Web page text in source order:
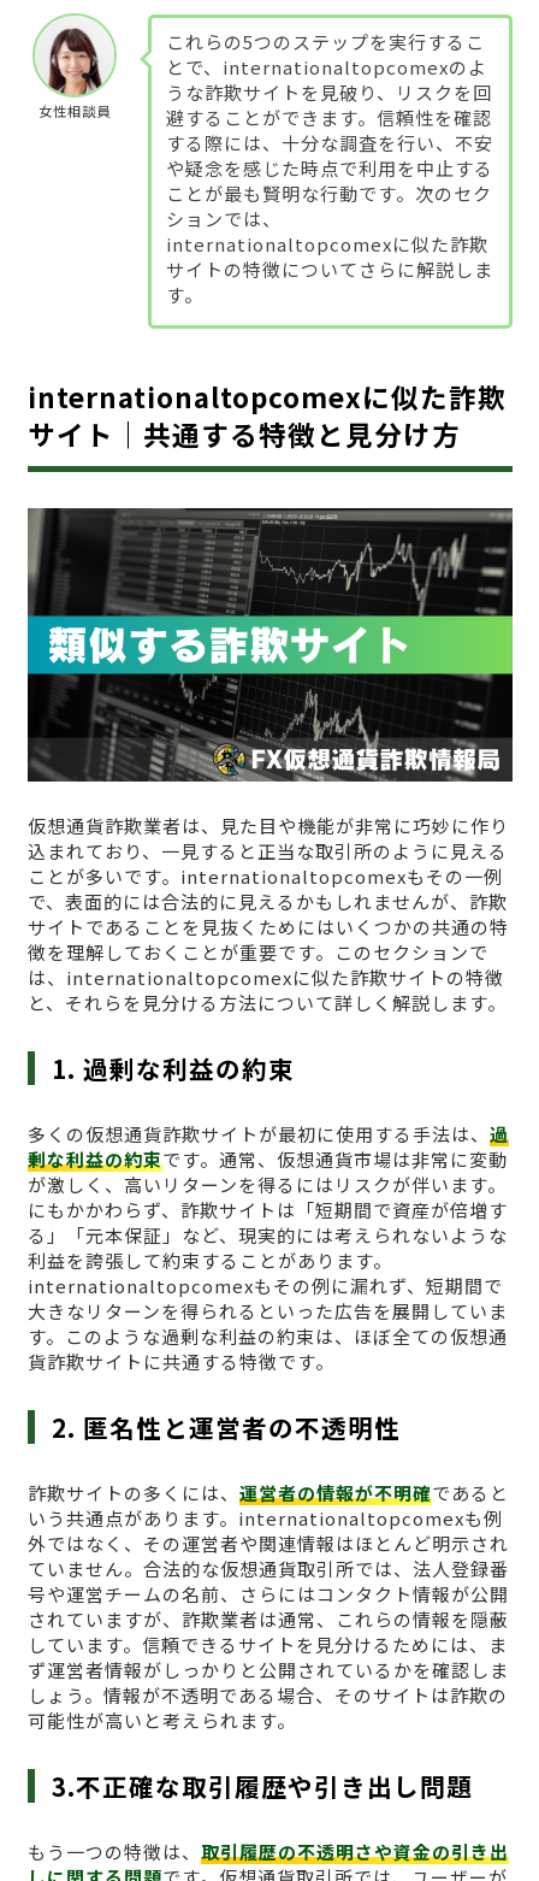
女性相談員
これらの5つのステップを実行するこ
とで、internationaltopcomexのよ
うな詐欺サイトを見破り、リスクを回
避することができます。信頼性を確認
する際には、十分な調査を行い、不安
や疑念を感じた時点で利用を中止する
ことが最も賢明な行動です。次のセク
ションでは、
internationaltopcomexに似た詐欺
サイトの特徴についてさらに解説しま
す。
internationaltopcomexに似た詐欺
サイト｜共通する特徴と見分け方
仮想通貨詐欺業者は、見た目や機能が非常に巧妙に作り
込まれており、一見すると正当な取引所のように見える
ことが多いです。internationaltopcomexもその一例
で、表面的には合法的に見えるかもしれませんが、詐欺
サイトであることを見抜くためにはいくつかの共通の特
徴を理解しておくことが重要です。このセクションで
は、internationaltopcomexに似た詐欺サイトの特徴
と、それらを見分ける方法について詳しく解説します。
1. 過剰な利益の約束
多くの仮想通貨詐欺サイトが最初に使用する手法は、 過
剰な利益の約束です。通常、仮想通貨市場は非常に変動
が激しく、高いリターンを得るにはリスクが伴います。
にもかかわらず、詐欺サイトは「短期間で資産が倍増す
る」「元本保証」など、現実的には考えられないような
利益を誇張して約束することがあります。
internationaltopcomexもその例に漏れず、短期間で
大きなリターンを得られるといった広告を展開していま
す。このような過剰な利益の約束は、ほぼ全ての仮想通
貨詐欺サイトに共通する特徴です。
2. 匿名性と運営者の不透明性
詐欺サイトの多くには、 運営者の情報が不明確であると
いう共通点があります。internationaltopcomexも例
外ではなく、その運営者や関連情報はほとんど明示され
ていません。合法的な仮想通貨取引所では、法人登録番
号や運営チームの名前、さらにはコンタクト情報が公開
されていますが、詐欺業者は通常、これらの情報を隠蔽
しています。信頼できるサイトを見分けるためには、ま
ず運営者情報がしっかりと公開されているかを確認しま
しょう。情報が不透明である場合、そのサイトは詐欺の
可能性が高いと考えられます。
3.不正確な取引履歴や引き出し問題
もう一つの特徴は、 取引履歴の不透明さや資金の引き出